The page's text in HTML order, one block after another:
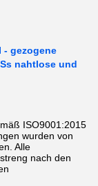
- gezogene
nahtlose und
ISO9001:2015
wurden von
Alle
nach den